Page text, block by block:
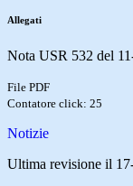
Allegati
Nota USR 532 del
File PDF
Contatore click: 25
Notizie
Ultima revisione il